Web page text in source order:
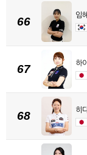
66 임
67 하
68 히